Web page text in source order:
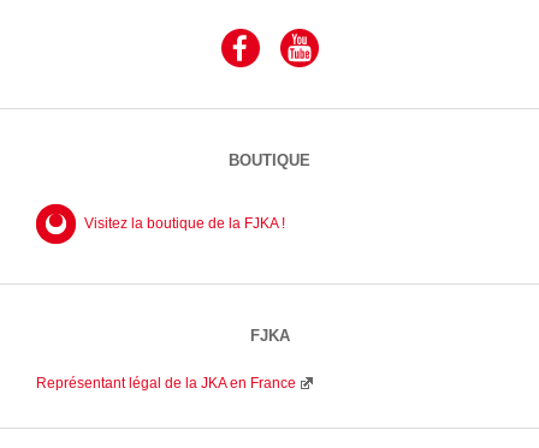
BOUTIQUE
Visitez la boutique de la FJKA !
FJKA
Représentant légal de la JKA en France